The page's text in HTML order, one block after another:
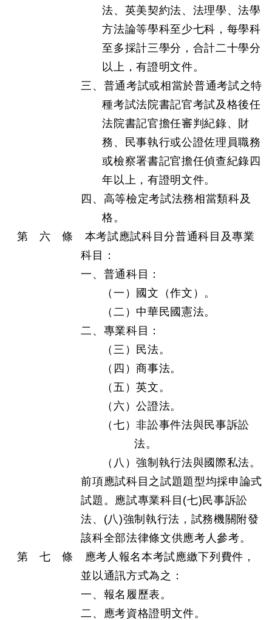
法、英美契約法、法理學、法學
方法論等學科至少七科，每學科
至多採計三學分，合計二十學分
以上，有證明文件。
三、普通考試或相當於普通考試之特
種考試法院書記官考試及格後任
法院書記官擔任審判紀錄、財
務、民事執行或公證佐理員職務
或檢察署書記官擔任偵查紀錄四
年以上，有證明文件。
四、高等檢定考試法務相當類科及
格。
第 六 條 本考試應試科目分普通科目及專業
科目：
一、普通科目：
（一）國文（作文）。
（二）中華民國憲法。
二、專業科目：
（三）民法。
（四）商事法。
（五）英文。
（六）公證法。
（七）非訟事件法與民事訴訟
法。
（八）強制執行法與國際私法。
前項應試科目之試題題型均採申論式
試題。應試專業科目(七)民事訴訟
法、(八)強制執行法，試務機關附發
該科全部法律條文供應考人參考。
第 七 條 應考人報名本考試應繳下列費件，
並以通訊方式為之：
一、報名履歷表。
二、應考資格證明文件。